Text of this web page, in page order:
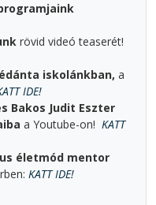
rövid videó teaserét!
iskolánkban, a
IDE!
Bakos Judit Eszter
a Youtube-on! KATT
életmód mentor
KATT IDE!